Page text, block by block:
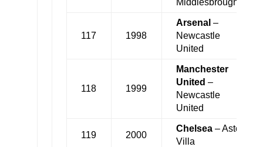
Middlesbrough
117 1998
Arsenal –
Newcastle
United
118 1999
Manchester
United –
Newcastle
United
119 2000
Chelsea– Aston
Villa